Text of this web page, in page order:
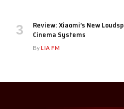
Review: Xiaomi’s New
Cinema Systems
ByLIA FM